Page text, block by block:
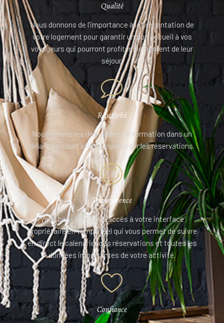
Qualité
Nous donnons de l’importance à la présentation de
votre logement pour garantir un bon accueil à vos
voyageurs qui pourront profiter pleinement de leur
séjour.
Réactivité
Nous gérons les demandes d'information dans un
délai très court afin de maximiser les réservations.
Transparence
Vous bénéficiez d’un accès à votre interface
propriétaire en temps réel qui vous permet de suivre
en direct le calendrier des réservations et toutes les
données importantes de votre activité.
Confiance